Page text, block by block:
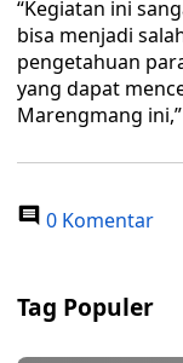
“Kegiatan ini
bisa menjadi
pengetahuan
yang dapat
Marengmang
0 Komentar
Tag Populer